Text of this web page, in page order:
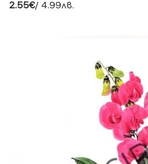
2.55€/ 4.99лв.